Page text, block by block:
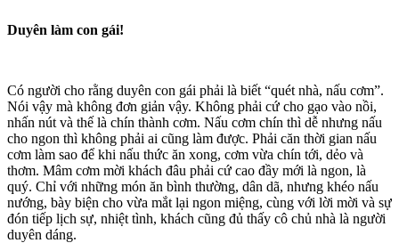
Duyên làm con gái!
Có người cho rằng duyên con gái phải là biết “quét nhà, nấu cơm”.
Nói vậy mà không đơn giản vậy. Không phải cứ cho gạo vào nồi,
nhấn nút và thế là chín thành cơm. Nấu cơm chín thì dễ nhưng nấu
cho ngon thì không phải ai cũng làm được. Phải căn thời gian nấu
cơm làm sao để khi nấu thức ăn xong, cơm vừa chín tới, dẻo và
thơm. Mâm cơm mời khách đâu phải cứ cao đầy mới là ngon, là
quý. Chỉ với những món ăn bình thường, dân dã, nhưng khéo nấu
nướng, bày biện cho vừa mắt lại ngon miệng, cùng với lời mời và sự
đón tiếp lịch sự, nhiệt tình, khách cũng đủ thấy cô chủ nhà là người
duyên dáng.